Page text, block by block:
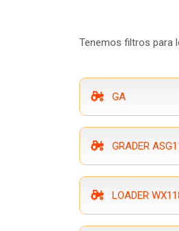
Tenemos filtros para
GA
GRADER
LOADER